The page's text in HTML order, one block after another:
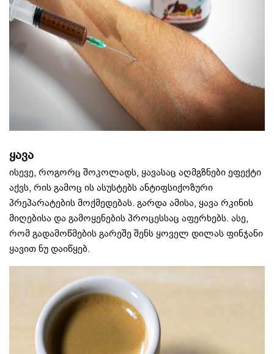
ყავა
ისევე, როგორც შოკოლადს, ყავასაც აღმგზნები ეფექტი
აქვს, რის გამოც ის ასუსტებს ანტიფსიქოზური
პრეპარატების მოქმედებას. გარდა ამისა, ყავა რკინის
მიღებისა და გამოყენების პროცესსაც აფერხებს. ასე,
რომ გადამოწმების გარეშე შენს ყოველ დილას ფინჯანი
ყავით ნუ დაიწყებ.